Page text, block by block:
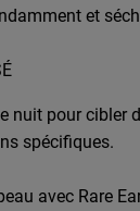
et
nuit pour cibler
spécifiques.
avec Rare